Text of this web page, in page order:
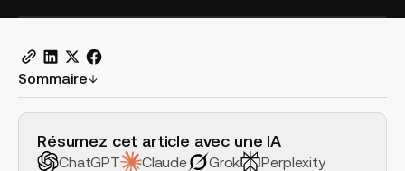
Sommaire
Résumez cet article avec une IA
ChatGPT Claude Grok
Perplexity